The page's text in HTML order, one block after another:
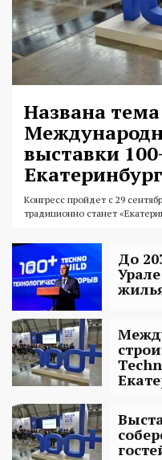
Названа тема
выставки
Конгресс пройдет с 29
традиционно станет
До